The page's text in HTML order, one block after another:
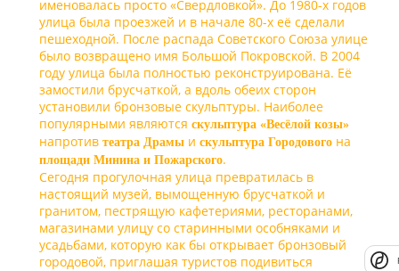
именовалась просто «Свердловкой». До 1980-х годов
улица была проезжей и в начале 80-х её сделали
пешеходной. После распада Советского Союза улице
было возвращено имя Большой Покровской. В 2004
году улица была полностью реконструирована. Её
замостили брусчаткой, а вдоль обеих сторон
установили бронзовые скульптуры. Наиболее
популярными являются скульптура «Весёлой козы»
напротив театра Драмы и скульптура Городового на
площади Минина и Пожарского.
Сегодня прогулочная улица превратилась в
настоящий музей, вымощенную брусчаткой и
гранитом, пестрящую кафетериями, ресторанами,
магазинами улицу со старинными особняками и
усадьбами, которую как бы открывает бронзовый
городовой, приглашая туристов подивиться